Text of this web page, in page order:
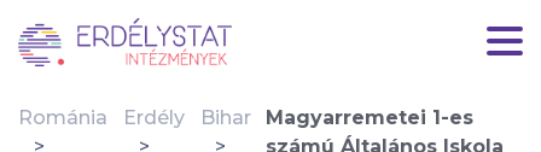
Románia Erdély Bihar
Magyarremetei 1-es
számú Általános Iskola